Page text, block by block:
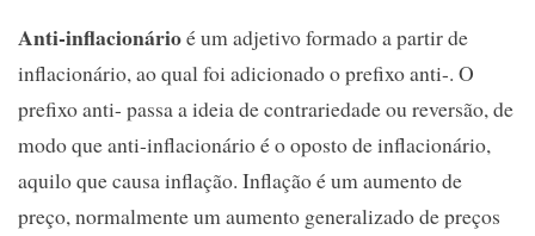
Anti-inflacionárioé um adjetivo formado a partir de
inflacionário, ao qual foi adicionado o prefixo anti-. O
prefixo anti- passa a ideia de contrariedade ou reversão, de
modo que anti-inflacionário é o oposto de inflacionário,
aquilo que causa inflação. Inflação é um aumento de
preço, normalmente um aumento generalizado de preços